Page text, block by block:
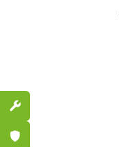
قطع
ضمان